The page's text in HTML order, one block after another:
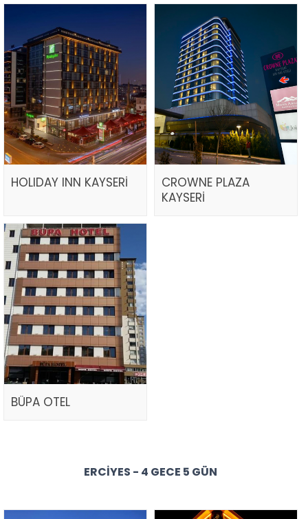
HOLIDAY INN KAYSERİ
CROWNE PLAZA
KAYSERİ
BÜPA OTEL
ERCIYES - 4 GECE 5 GÜN